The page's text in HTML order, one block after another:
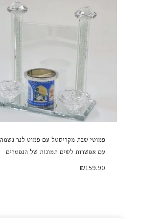
פמוטי שבת מקריסטל עם פמוט לנר נשמה
עם אפשרות לשים תמונות של הנפטרים
₪159.90